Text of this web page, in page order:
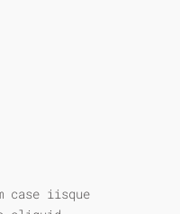
case iisque